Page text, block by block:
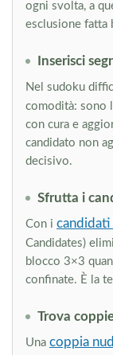
ogni svolta, a
esclusione fatta
Inserisci
Nel sudoku
comodità: sono
con cura e
candidato non
decisivo.
Sfrutta i
Con i
Candidates)
blocco 3×3
confinate. È la
Trova
Una coppia